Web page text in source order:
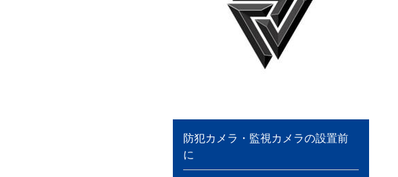
防犯カメラ・監視カメラの設置前
に